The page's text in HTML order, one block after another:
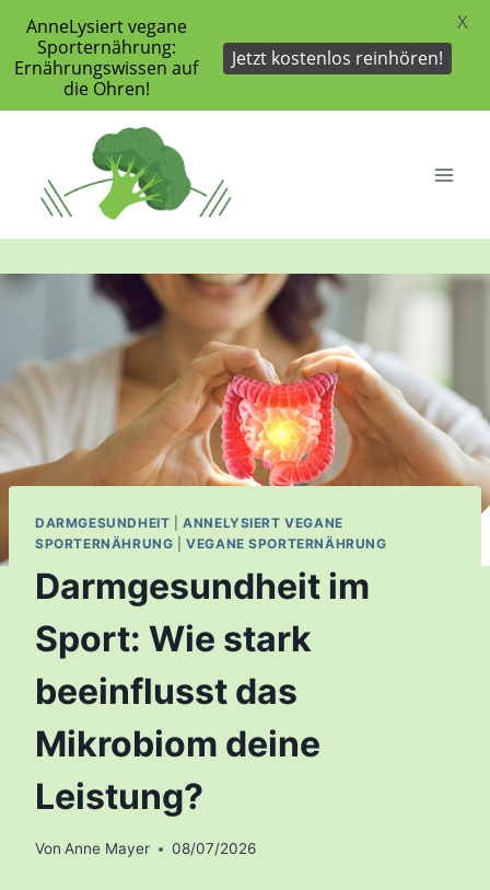
springen
DARMGESUNDHEIT |ANNELYSIERT VEGANE
SPORTERNÄHRUNG |VEGANE SPORTERNÄHRUNG
Darmgesundheit im
Sport: Wie stark
beeinflusst das
Mikrobiom deine
Leistung?
Von Anne Mayer 08/07/2026
AnneLysiert vegane
Sporternährung:
Ernährungswissen auf
die Ohren!
Jetzt kostenlos reinhören!
X